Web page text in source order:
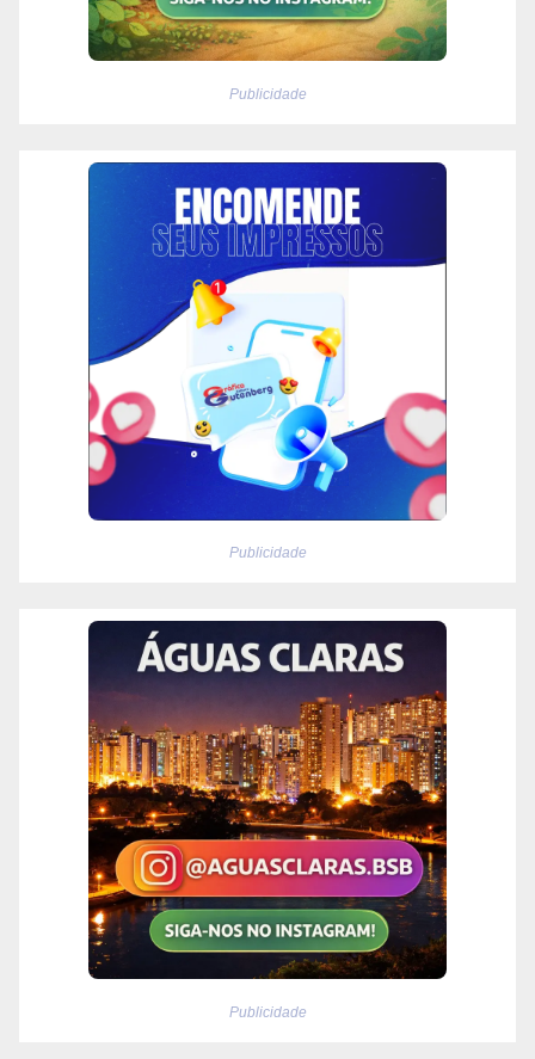
Publicidade
Publicidade
Publicidade